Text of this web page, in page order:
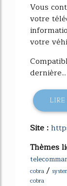
Vous
votre
votre
dernière...
LIRE
Site :
Thèmes
cobra /
cobra